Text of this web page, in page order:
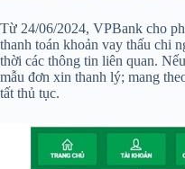
Từ 24/06/2024, VPBank cho
thanh toán khoản vay thấu chi
thời các thông tin liên quan.
mẫu đơn xin thanh lý; mang
tất thủ tục.